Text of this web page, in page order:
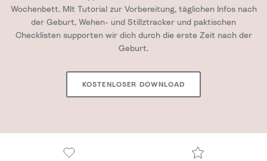
Wochenbett. MIt Tutorial zur Vorbereitung, täglichen Infos nach
der Geburt, Wehen- und Stillztracker und paktischen
Checklisten supporten wir dich durch die erste Zeit nach der
Geburt.
KOSTENLOSER DOWNLOAD